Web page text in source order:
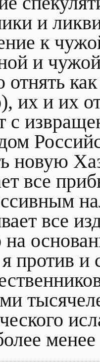
и
к
и
их и их
с
новую
все
все
на
я против